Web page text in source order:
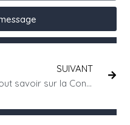
SUIVANT
Tout savoir sur la Convention collective nationale des hôtels, cafés restaurants